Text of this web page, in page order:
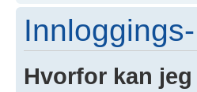
Hvorfor kan